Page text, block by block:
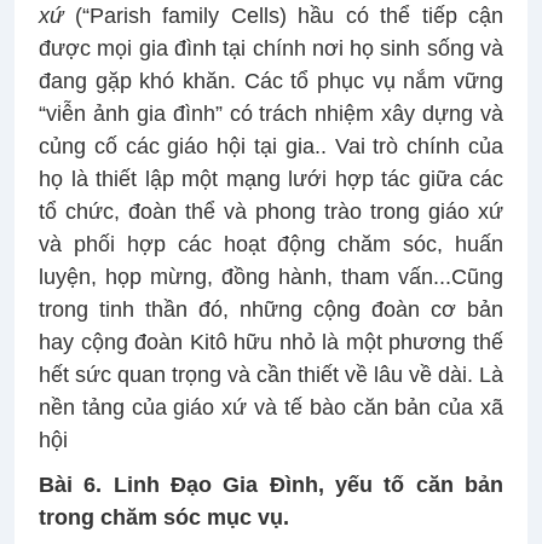
xứ (“Parish family Cells) hầu có thể tiếp cận
được mọi gia đình tại chính nơi họ sinh sống và
đang gặp khó khăn. Các tổ phục vụ nắm vững
“viễn ảnh gia đình” có trách nhiệm xây dựng và
củng cố các giáo hội tại gia.. Vai trò chính của
họ là thiết lập một mạng lưới hợp tác giữa các
tổ chức, đoàn thể và phong trào trong giáo xứ
và phối hợp các hoạt động chăm sóc, huấn
luyện, họp mừng, đồng hành, tham vấn...Cũng
trong tinh thần đó, những cộng đoàn cơ bản
hay cộng đoàn Kitô hữu nhỏ là một phương thế
hết sức quan trọng và cần thiết về lâu về dài. Là
nền tảng của giáo xứ và tế bào căn bản của xã
hội
Bài 6. Linh Đạo Gia Đình, yếu tố căn bản
trong chăm sóc mục vụ.